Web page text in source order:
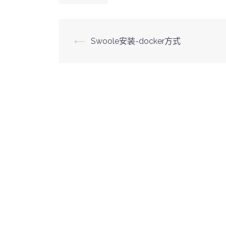
Post
⟵ Swoole安装-docker方式